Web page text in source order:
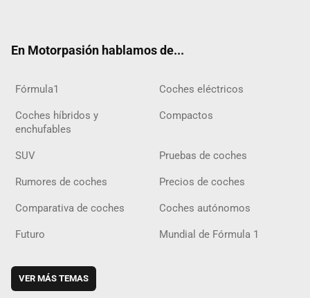
En Motorpasión hablamos de...
Fórmula1 Coches eléctricos
Coches híbridos y
enchufables
Compactos
SUV Pruebas de coches
Rumores de coches Precios de coches
Comparativa de coches Coches autónomos
Futuro Mundial de Fórmula 1
VER MÁS TEMAS